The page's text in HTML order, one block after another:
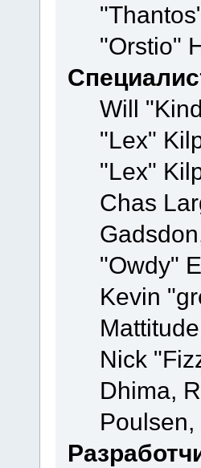
"Orstio"
Will
"Lex"
"Lex"
Chas
"Owdy"
Kevin
Nick
Dhima,